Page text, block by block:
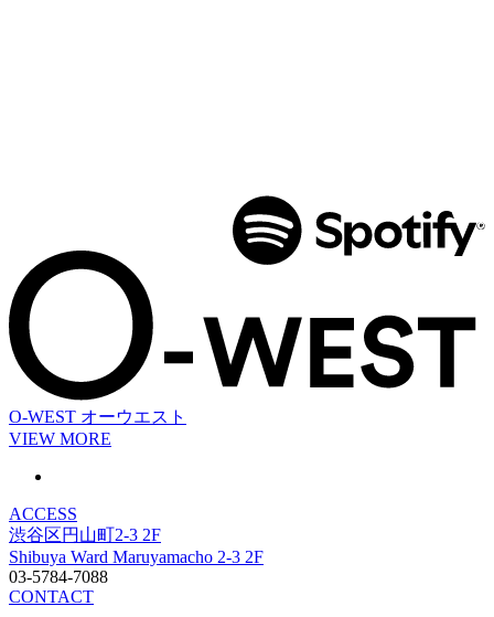
O-WEST オーウエスト
VIEW MORE
ACCESS
渋谷区円山町2-3 2F
Shibuya Ward Maruyamacho 2-3 2F
03-5784-7088
CONTACT